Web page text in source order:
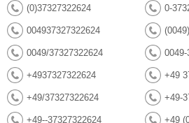
(0)37327322624 0-
004937327322624
0049/37327322624
+4937327322624 +49
+49/37327322624 +49-
+49--37327322624 +49